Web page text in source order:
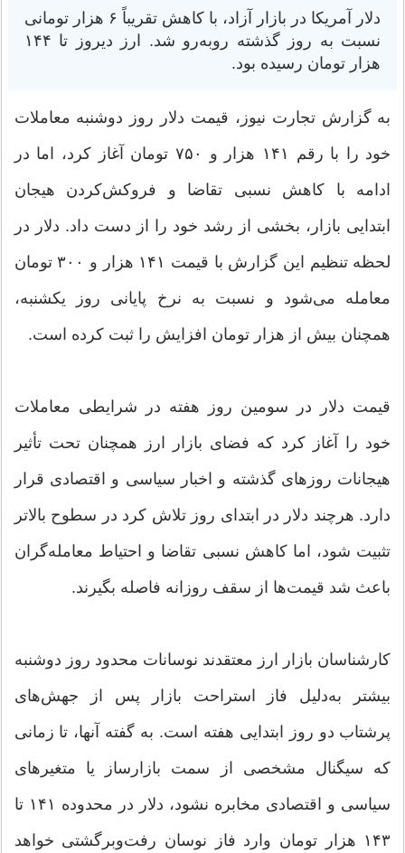
دلار آمریکا در بازار آزاد، با کاهش تقریباً ۶ هزار تومانی
نسبت به روز گذشته روبه‌رو شد. ارز دیروز تا ۱۴۴
هزار تومان رسیده بود.
به گزارش تجارت نیوز، قیمت دلار روز دوشنبه معاملات
خود را با رقم ۱۴۱ هزار و ۷۵۰ تومان آغاز کرد، اما در
ادامه با کاهش نسبی تقاضا و فروکش‌کردن هیجان
ابتدایی بازار، بخشی از رشد خود را از دست داد. دلار در
لحظه تنظیم این گزارش با قیمت ۱۴۱ هزار و ۳۰۰ تومان
معامله می‌شود و نسبت به نرخ پایانی روز یکشنبه،
همچنان بیش از هزار تومان افزایش را ثبت کرده است.
قیمت دلار در سومین روز هفته در شرایطی معاملات
خود را آغاز کرد که فضای بازار ارز همچنان تحت تأثیر
هیجانات روزهای گذشته و اخبار سیاسی و اقتصادی قرار
دارد. هرچند دلار در ابتدای روز تلاش کرد در سطوح بالاتر
تثبیت شود، اما کاهش نسبی تقاضا و احتیاط معامله‌گران
باعث شد قیمت‌ها از سقف روزانه فاصله بگیرند.
کارشناسان بازار ارز معتقدند نوسانات محدود روز دوشنبه
بیشتر به‌دلیل فاز استراحت بازار پس از جهش‌های
پرشتاب دو روز ابتدایی هفته است. به گفته آنها، تا زمانی
که سیگنال مشخصی از سمت بازارساز یا متغیرهای
سیاسی و اقتصادی مخابره نشود، دلار در محدوده ۱۴۱ تا
۱۴۳ هزار تومان وارد فاز نوسان رفت‌وبرگشتی خواهد